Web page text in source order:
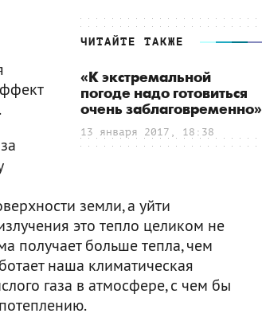
ЧИТАЙТЕ ТАКЖЕ
«К экстремальной
погоде надо готовиться
очень заблаговременно»
13 января 2017, 18:38
земли, а уйти
это тепло целиком не
получает больше тепла, чем
наша климатическая
газа в атмосфере, с чем бы